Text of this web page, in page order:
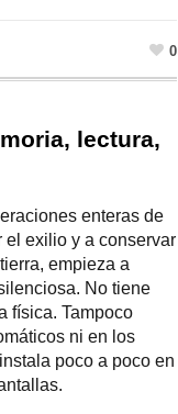
0
lectura,
enteras de
el exilio y a conservar
empieza a
No tiene
física. Tampoco
ni en los
poco a poco en